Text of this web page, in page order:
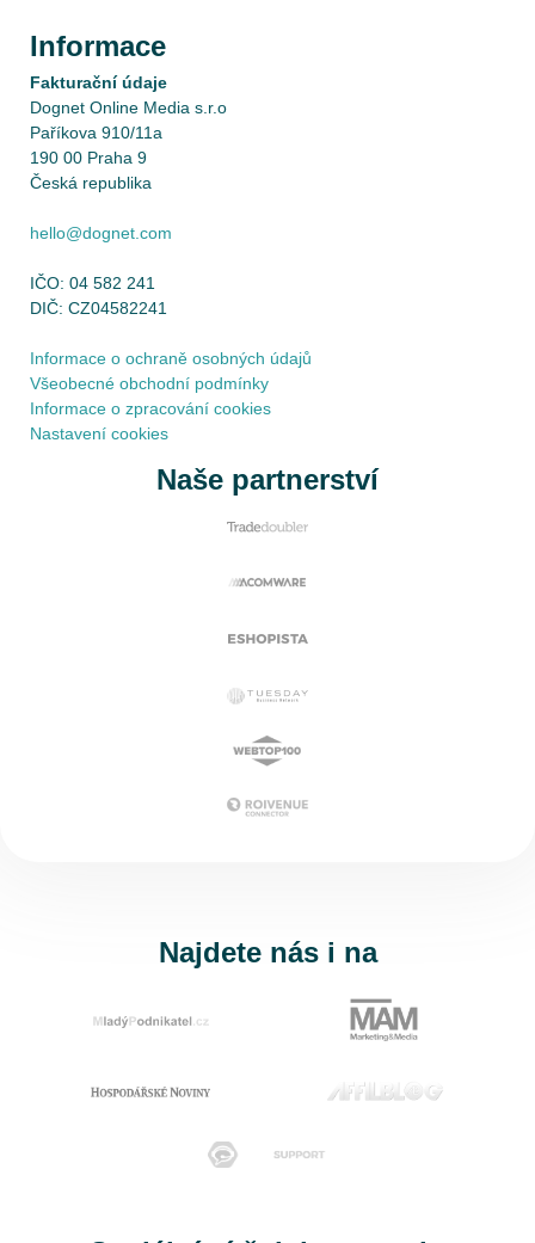
Informace
Fakturační údaje
Dognet Online Media s.r.o
Paříkova 910/11a
190 00 Praha 9
Česká republika
hello@dognet.com
IČO: 04 582 241
DIČ: CZ04582241
Informace o ochraně osobných údajů
Všeobecné obchodní podmínky
Informace o zpracování cookies
Nastavení cookies
Naše partnerství
Najdete nás i na